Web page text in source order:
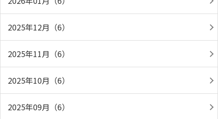
2025年12月（6）
2025年11月（6）
2025年10月（6）
2025年09月（6）